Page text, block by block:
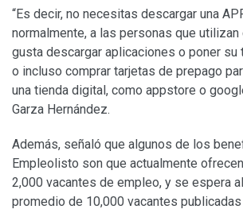
“Es decir, no necesitas descargar una
normalmente, a las personas que
gusta descargar aplicaciones o poner su
o incluso comprar tarjetas de prepago
una tienda digital, como appstore o
Garza Hernández.
Además, señaló que algunos de los
Empleolisto son que actualmente
2,000 vacantes de empleo, y se espera
promedio de 10,000 vacantes